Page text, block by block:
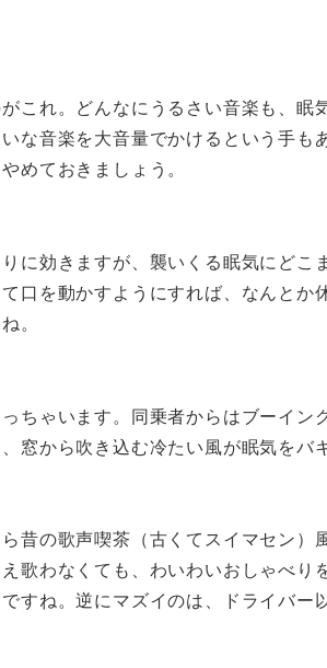
これ。どんなにうるさい音楽も、眠
な音楽を大音量でかけるという手も
めておきましょう。
に効きますが、襲いくる眠気にどこ
口を動かすようにすれば、なんとか
。
ちゃいます。同乗者からはブーイン
窓から吹き込む冷たい風が眠気をバ
昔の歌声喫茶（古くてスイマセン）
歌わなくても、わいわいおしゃべり
すね。逆にマズイのは、ドライバー